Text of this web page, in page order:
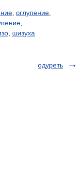
оглупение
шизуха
одуреть